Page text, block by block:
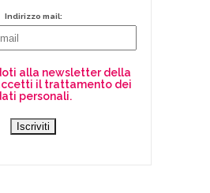
Indirizzo mail:
alla newsletter della
il trattamento dei
personali.